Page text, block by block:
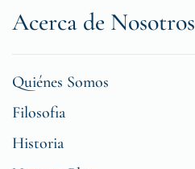
Acerca de Nosotros
Quiénes Somos
Filosofia
Historia